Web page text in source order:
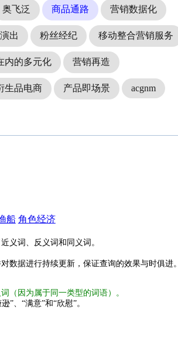
奥飞泛 商品通路 营销数据化
出 粉丝经纪 移动整合营销服务
内的多元化 营销再造
生品电商 产品即场景 acgnm
船 角色经济
义词、反义词和同义词。
数据进行持续更新，保证查询的效果与时俱进。
（因为属于同一类型的词语）。
”、“满意”和“欣慰”。